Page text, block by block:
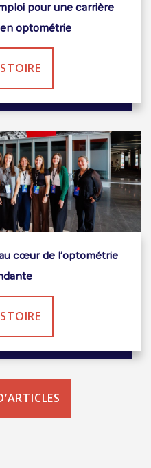
pour une carrière
optométrie
cœur de l’optométrie